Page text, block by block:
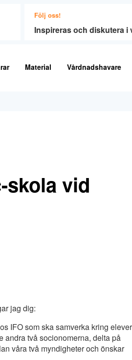
Följ oss!
Inspireras och diskutera i
Material Vårdnadshavare
skola vid
jag dig:
IFO som ska samverka kring elever
andra två socionomerna, delta på
våra två myndigheter och önskar